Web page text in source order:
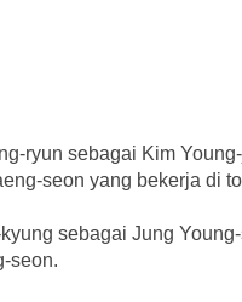
ryun sebagai Kim
seon yang bekerja di
sebagai Jung
seon.